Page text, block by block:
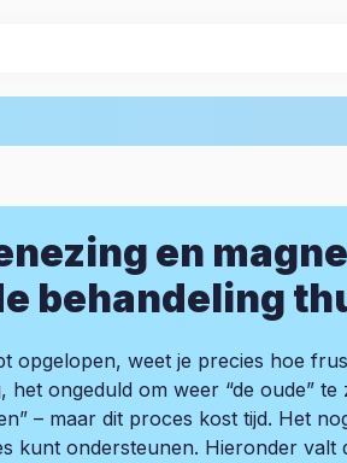
en
behandeling
opgelopen, weet je precies hoe
het ongeduld om weer “de oude”
– maar dit proces kost tijd. Het
kunt ondersteunen. Hieronder valt